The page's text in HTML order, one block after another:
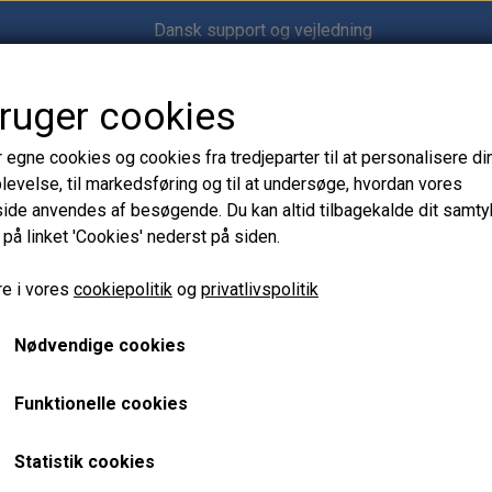
Dansk support og vejledning
Shop12volt
Seaflo Inline / Elpumpe Ferskvand 12V 200 GPH
Seaflo Inline / Elpumpe
GPH
159,00 kr.
Seaflo inline/el-pumpe 12V 200 GPH til ferskvand. Kan
cookies
egne cookies og cookies fra tredjeparter til at personalisere
til markedsføring og til at undersøge, hvordan vores
anvendes af besøgende. Du kan altid tilbagekalde dit
linket 'Cookies' nederst på siden.
i vores cookiepolitik og privatlivspolitik
Nødvendige cookies
Funktionelle cookies
Statistik cookies